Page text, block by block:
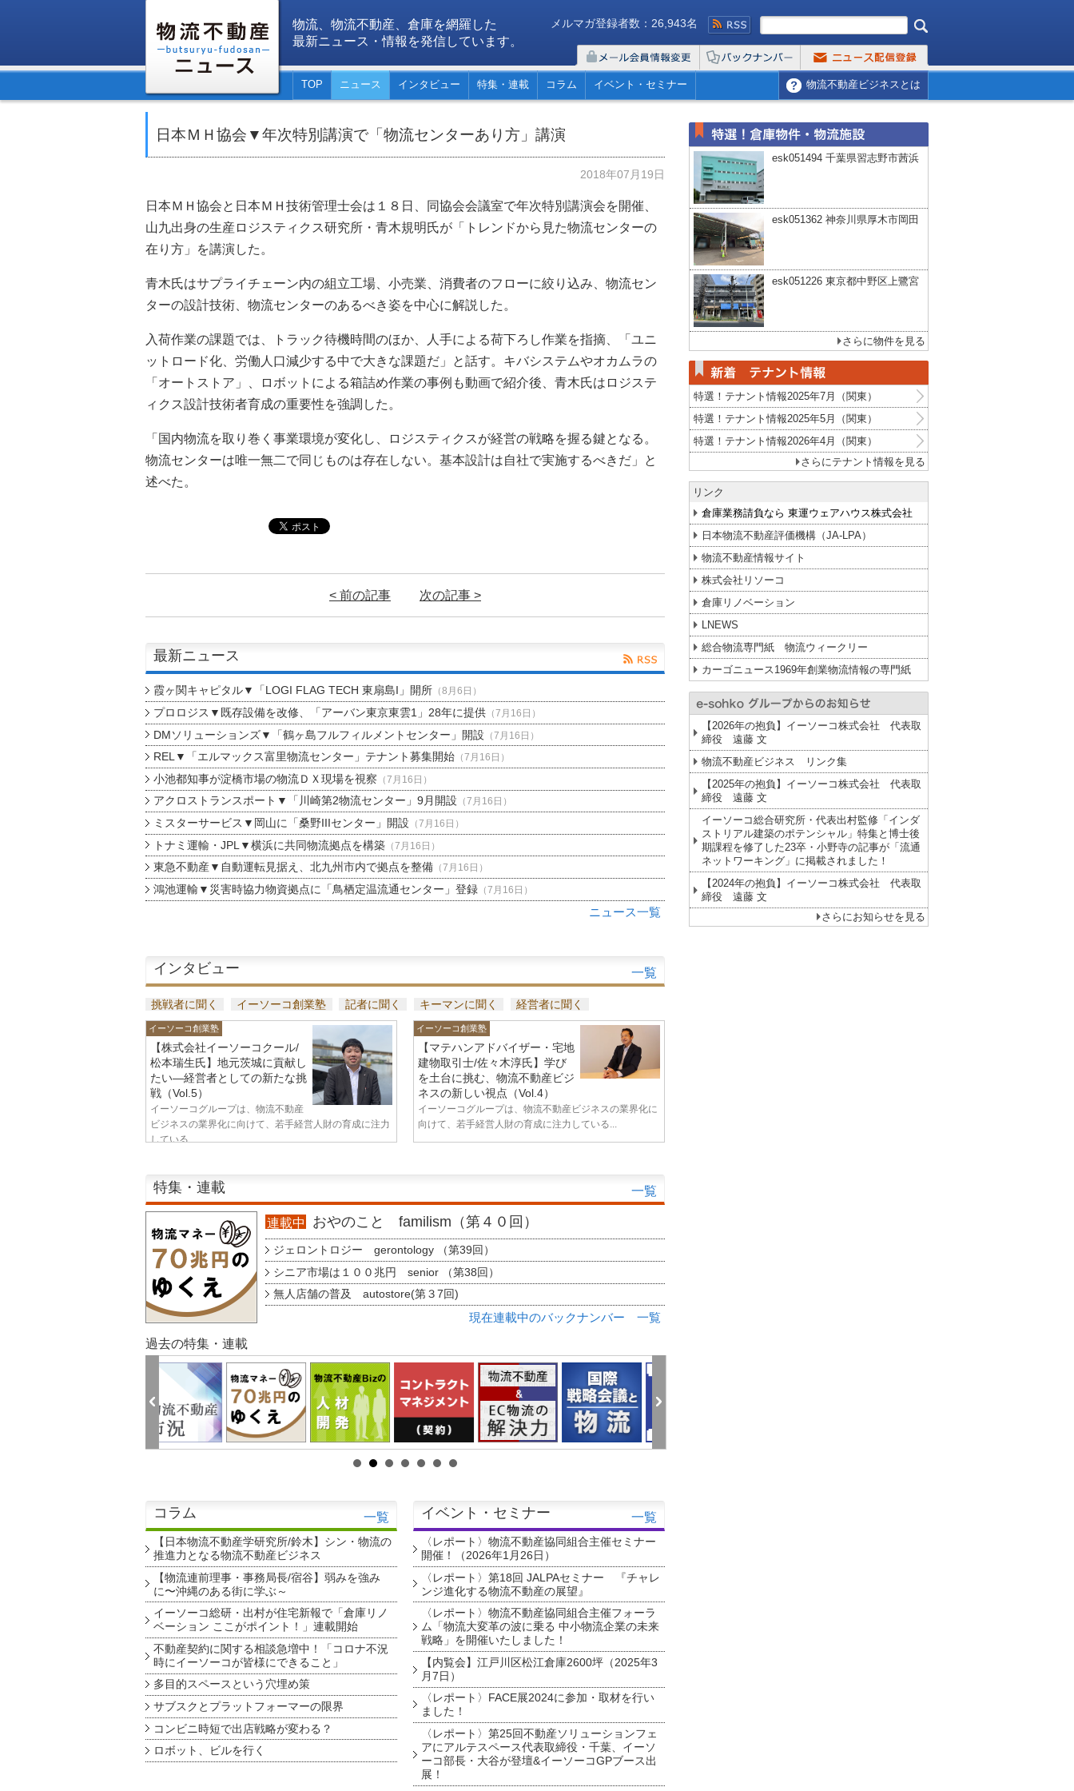
物流、物流不動産、倉庫を網羅した
最新ニュース・情報を発信しています。
メルマガ登録者数：26,943名
TOP ニュース インタビュー 特集・連載 コラム イベント・セミナー 物流不動産ビジネスとは
日本ＭＨ協会▼年次特別講演で「物流センターあり方」講演
2018年07月19日
日本ＭＨ協会と日本ＭＨ技術管理士会は１８日、同協会会議室で年次特別講演会を開催、
山九出身の生産ロジスティクス研究所・青木規明氏が「トレンドから見た物流センターの
在り方」を講演した。
青木氏はサプライチェーン内の組立工場、小売業、消費者のフローに絞り込み、物流セン
ターの設計技術、物流センターのあるべき姿を中心に解説した。
入荷作業の課題では、トラック待機時間のほか、人手による荷下ろし作業を指摘、「ユニ
ットロード化、労働人口減少する中で大きな課題だ」と話す。キバシステムやオカムラの
「オートストア」、ロボットによる箱詰め作業の事例も動画で紹介後、青木氏はロジステ
ィクス設計技術者育成の重要性を強調した。
「国内物流を取り巻く事業環境が変化し、ロジスティクスが経営の戦略を握る鍵となる。
物流センターは唯一無二で同じものは存在しない。基本設計は自社で実施するべきだ」と
述べた。
< 前の記事 次の記事 >
最新ニュース
霞ヶ関キャピタル▼「LOGI FLAG TECH 東扇島I」開所（8月6日）
プロロジス▼既存設備を改修、「アーバン東京東雲1」28年に提供（7月16日）
DMソリューションズ▼「鶴ヶ島フルフィルメントセンター」開設 （7月16日）
REL▼「エルマックス富里物流センター」テナント募集開始（7月16日）
小池都知事が淀橋市場の物流ＤＸ現場を視察 （7月16日）
アクロストランスポート▼「川崎第2物流センター」9月開設 （7月16日）
ミスターサービス▼岡山に「桑野IIIセンター」開設 （7月16日）
トナミ運輸・JPL▼横浜に共同物流拠点を構築（7月16日）
東急不動産▼自動運転見据え、北九州市内で拠点を整備（7月16日）
鴻池運輸▼災害時協力物資拠点に「鳥栖定温流通センター」登録（7月16日）
ニュース一覧
インタビュー 一覧
挑戦者に聞く イーソーコ創業塾 記者に聞く キーマンに聞く 経営者に聞く
イーソーコ創業塾
【株式会社イーソーコクール/
松本瑞生氏】地元茨城に貢献し
たい—経営者としての新たな挑
戦（Vol.5）
イーソーコグループは、物流不動産
ビジネスの業界化に向けて、若手経営人財の育成に注力
している...
イーソーコ創業塾
【マテハンアドバイザー・宅地
建物取引士/佐々木淳氏】学び
を土台に挑む、物流不動産ビジ
ネスの新しい視点（Vol.4）
イーソーコグループは、物流不動産ビジネスの業界化に
向けて、若手経営人財の育成に注力している...
特集・連載 一覧
連載中 おやのこと familism（第４０回）
ジェロントロジー gerontology （第39回）
シニア市場は１００兆円 senior （第38回）
無人店舗の普及 autostore(第３7回)
現在連載中のバックナンバー 一覧
過去の特集・連載
コラム 一覧
【日本物流不動産学研究所/鈴木】シン・物流の
推進力となる物流不動産ビジネス
【物流連前理事・事務局長/宿谷】弱みを強み
に〜沖縄のある街に学ぶ～
イーソーコ総研・出村が住宅新報で「倉庫リノ
ベーション ここがポイント！」連載開始
不動産契約に関する相談急増中！「コロナ不況
時にイーソーコが皆様にできること」
多目的スペースという穴埋め策
サブスクとプラットフォーマーの限界
コンビニ時短で出店戦略が変わる？
ロボット、ビルを行く
イベント・セミナー 一覧
〈レポート〉物流不動産協同組合主催セミナー
開催！（2026年1月26日）
〈レポート〉第18回 JALPAセミナー 『チャレ
ンジ進化する物流不動産の展望』
〈レポート〉物流不動産協同組合主催フォーラ
ム「物流大変革の波に乗る 中小物流企業の未来
戦略」を開催いたしました！
【内覧会】江戸川区松江倉庫2600坪（2025年3
月7日）
〈レポート〉FACE展2024に参加・取材を行い
ました！
〈レポート〉第25回不動産ソリューションフェ
アにアルテスペース代表取締役・千葉、イーソ
ーコ部長・大谷が登壇&イーソーコGPブース出
展！
esk051494 千葉県習志野市茜浜
esk051362 神奈川県厚木市岡田
esk051226 東京都中野区上鷺宮
さらに物件を見る
特選！テナント情報2025年7月（関東）
特選！テナント情報2025年5月（関東）
特選！テナント情報2026年4月（関東）
さらにテナント情報を見る
リンク
倉庫業務請負なら 東運ウェアハウス株式会社
日本物流不動産評価機構（JA-LPA）
物流不動産情報サイト
株式会社リソーコ
倉庫リノベーション
LNEWS
総合物流専門紙 物流ウィークリー
カーゴニュース1969年創業物流情報の専門紙
【2026年の抱負】イーソーコ株式会社 代表取
締役 遠藤 文
物流不動産ビジネス リンク集
【2025年の抱負】イーソーコ株式会社 代表取
締役 遠藤 文
イーソーコ総合研究所・代表出村監修「インダ
ストリアル建築のポテンシャル」特集と博士後
期課程を修了した23卒・小野寺の記事が「流通
ネットワーキング」に掲載されました！
【2024年の抱負】イーソーコ株式会社 代表取
締役 遠藤 文
さらにお知らせを見る